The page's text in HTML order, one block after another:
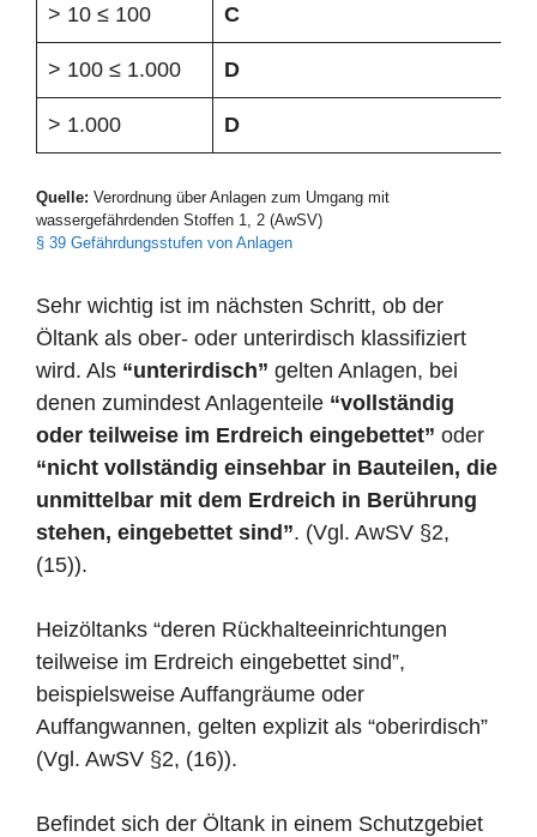
> 10 ≤ 100 C
> 100 ≤ 1.000 D
> 1.000 D
Quelle: Verordnung über Anlagen zum Umgang mit
wassergefährdenden Stoffen 1, 2 (AwSV)
§ 39 Gefährdungsstufen von Anlagen
Sehr wichtig ist im nächsten Schritt, ob der
Öltank als ober- oder unterirdisch klassifiziert
wird. Als “unterirdisch” gelten Anlagen, bei
denen zumindest Anlagenteile “vollständig
oder teilweise im Erdreich eingebettet” oder
“nicht vollständig einsehbar in Bauteilen, die
unmittelbar mit dem Erdreich in Berührung
stehen, eingebettet sind”. (Vgl. AwSV §2,
(15)).
Heizöltanks “deren Rückhalteeinrichtungen
teilweise im Erdreich eingebettet sind”,
beispielsweise Auffangräume oder
Auffangwannen, gelten explizit als “oberirdisch”
(Vgl. AwSV §2, (16)).
Befindet sich der Öltank in einem Schutzgebiet